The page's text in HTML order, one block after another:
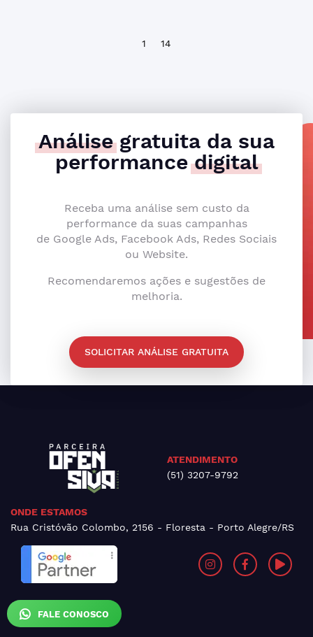
FALE CONOSCO
1 14
Análisegratuita da sua
performancedigital
Receba uma análise sem custo da
performance da suas campanhas
de Google Ads, Facebook Ads, Redes Sociais
ou Website.
Recomendaremos ações e sugestões de
melhoria.
SOLICITAR ANÁLISE GRATUITA
ATENDIMENTO
(51) 3207-9792
ONDE ESTAMOS
Rua Cristóvão Colombo, 2156 - Floresta - Porto Alegre/RS